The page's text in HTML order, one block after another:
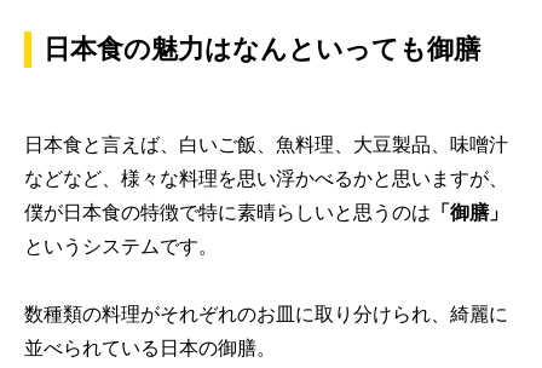
日本食の魅力はなんといっても御膳
日本食と言えば、白いご飯、魚料理、大豆製品、味噌汁
などなど、様々な料理を思い浮かべるかと思いますが、
僕が日本食の特徴で特に素晴らしいと思うのは 「御膳」
というシステムです。
数種類の料理がそれぞれのお皿に取り分けられ、綺麗に
並べられている日本の御膳。